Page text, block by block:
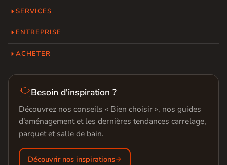
SERVICES
ENTREPRISE
ACHETER
Besoin d'inspiration ?
Découvrez nos conseils « Bien choisir », nos guides
d'aménagement et les dernières tendances carrelage,
parquet et salle de bain.
Découvrir nos inspirations